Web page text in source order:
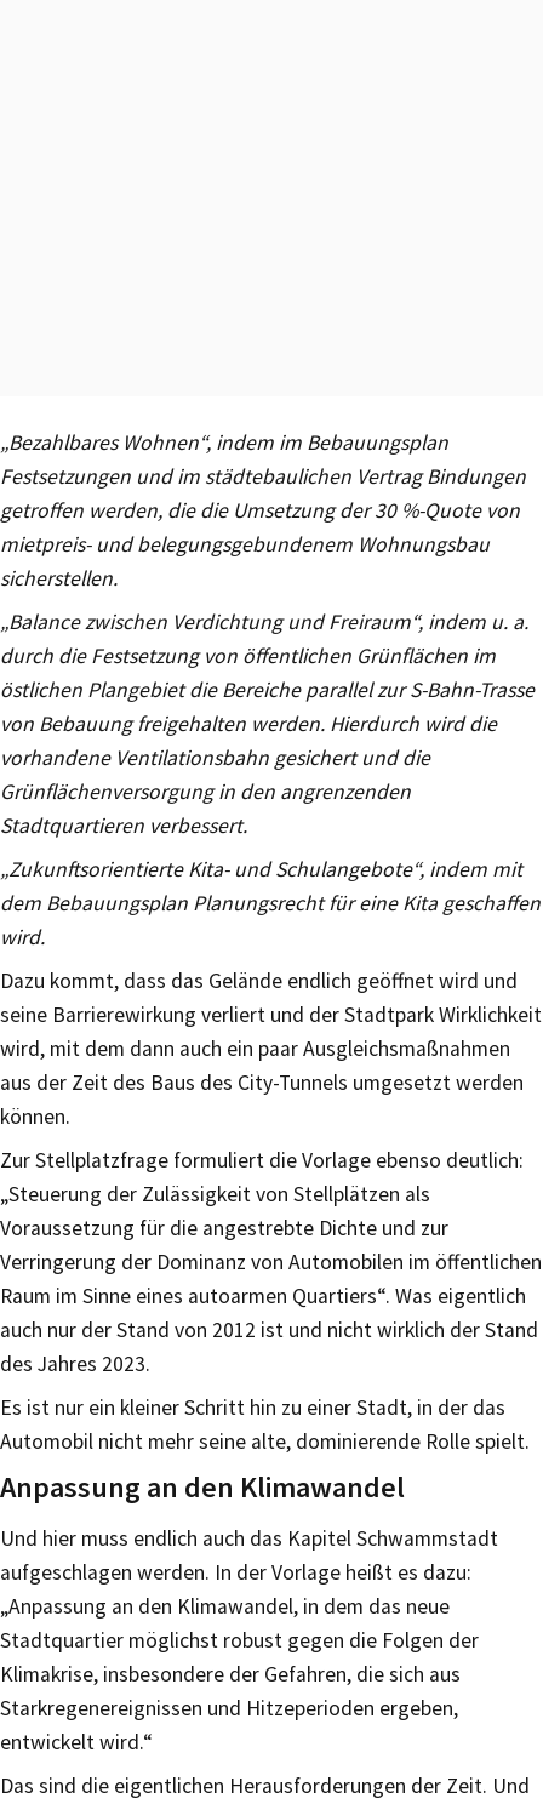
„Bezahlbares Wohnen“, indem im Bebauungsplan
Festsetzungen und im städtebaulichen Vertrag Bindungen
getroffen werden, die die Umsetzung der 30 %-Quote von
mietpreis- und belegungsgebundenem Wohnungsbau
sicherstellen.
„Balance zwischen Verdichtung und Freiraum“, indem u. a.
durch die Festsetzung von öffentlichen Grünflächen im
östlichen Plangebiet die Bereiche parallel zur S-Bahn-Trasse
von Bebauung freigehalten werden. Hierdurch wird die
vorhandene Ventilationsbahn gesichert und die
Grünflächenversorgung in den angrenzenden
Stadtquartieren verbessert.
„Zukunftsorientierte Kita- und Schulangebote“, indem mit
dem Bebauungsplan Planungsrecht für eine Kita geschaffen
wird.
Dazu kommt, dass das Gelände endlich geöffnet wird und
seine Barrierewirkung verliert und der Stadtpark Wirklichkeit
wird, mit dem dann auch ein paar Ausgleichsmaßnahmen
aus der Zeit des Baus des City-Tunnels umgesetzt werden
können.
Zur Stellplatzfrage formuliert die Vorlage ebenso deutlich:
„Steuerung der Zulässigkeit von Stellplätzen als
Voraussetzung für die angestrebte Dichte und zur
Verringerung der Dominanz von Automobilen im öffentlichen
Raum im Sinne eines autoarmen Quartiers“. Was eigentlich
auch nur der Stand von 2012 ist und nicht wirklich der Stand
des Jahres 2023.
Es ist nur ein kleiner Schritt hin zu einer Stadt, in der das
Automobil nicht mehr seine alte, dominierende Rolle spielt.
Anpassung an den Klimawandel
Und hier muss endlich auch das Kapitel Schwammstadt
aufgeschlagen werden. In der Vorlage heißt es dazu:
„Anpassung an den Klimawandel, in dem das neue
Stadtquartier möglichst robust gegen die Folgen der
Klimakrise, insbesondere der Gefahren, die sich aus
Starkregenereignissen und Hitzeperioden ergeben,
entwickelt wird.“
Das sind die eigentlichen Herausforderungen der Zeit. Und